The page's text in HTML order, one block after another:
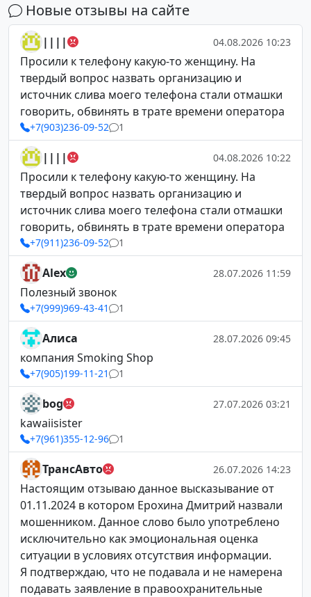
Новые отзывы на сайте
|||| 04.08.2026 10:23
Просили к телефону какую-то женщину. На
твердый вопрос назвать организацию и
источник слива моего телефона стали отмашки
говорить, обвинять в трате времени оператора
+7(903)236-09-52 1
|||| 04.08.2026 10:22
Просили к телефону какую-то женщину. На
твердый вопрос назвать организацию и
источник слива моего телефона стали отмашки
говорить, обвинять в трате времени оператора
+7(911)236-09-52 1
Alex 28.07.2026 11:59
Полезный звонок
+7(999)969-43-41 1
Алиса 28.07.2026 09:45
компания Smoking Shop
+7(905)199-11-21 1
bog 27.07.2026 03:21
kawaiisister
+7(961)355-12-96 1
ТрансАвто 26.07.2026 14:23
Настоящим отзываю данное высказывание от
01.11.2024 в котором Ерохина Дмитрий назвали
мошенником. Данное слово было употреблено
исключительно как эмоциональная оценка
ситуации в условиях отсутствия информации.
Я подтверждаю, что не подавала и не намерена
подавать заявление в правоохранительные